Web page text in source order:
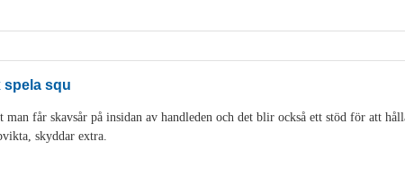
spela squ
får skavsår på insidan av handleden och det blir också ett stöd för att
skyddar extra.